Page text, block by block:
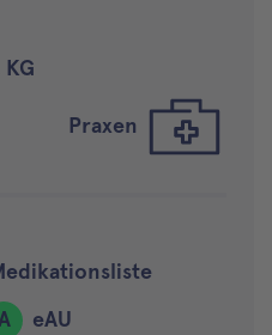
Praxen
eAU